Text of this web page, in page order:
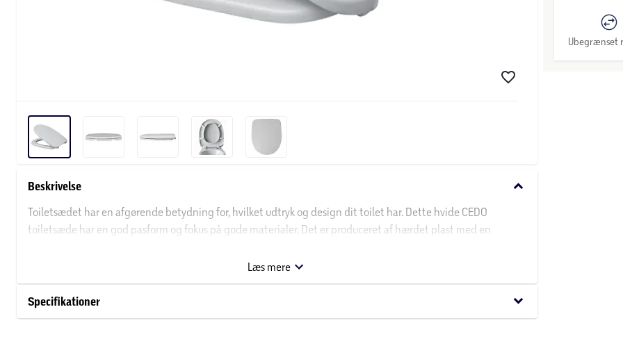
Beskrivelse keyboard_arrow_down
Toiletsædet har en afgørende betydning for, hvilket udtryk og design dit toilet har. Dette hvide CEDO
toiletsæde har en god pasform og fokus på gode materialer. Det er produceret af hærdet plast med en
softclose, der sikrer en forsigtig og lydløs lukning. Sædet har stålbeslag af rustfrit stål, og det passer til
Gustavberg Nautic. Toiletsædet har 5 års garanti.
Læs mere
Specifikationer keyboard_arrow_down
Ubegrænset